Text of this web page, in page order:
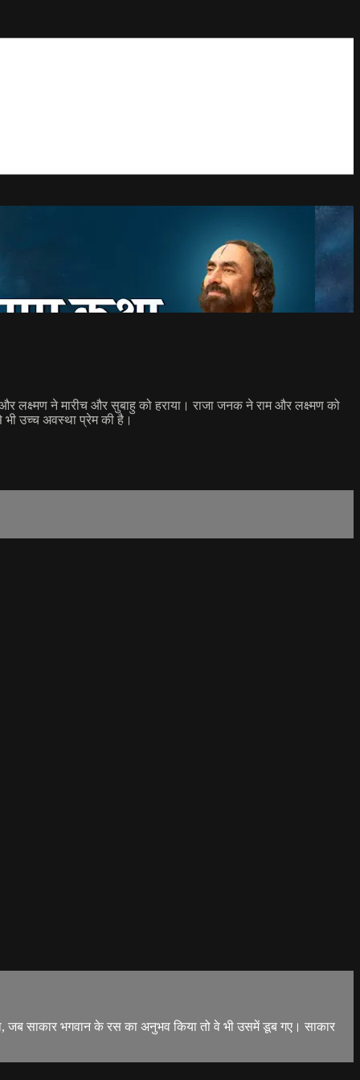
लक्ष्मण ने मारीच और सुबाहु को हराया। राजा जनक ने राम और लक्ष्मण को
भी उच्च अवस्था प्रेम की है।
जब साकार भगवान के रस का अनुभव किया तो वे भी उसमें डूब गए। साकार